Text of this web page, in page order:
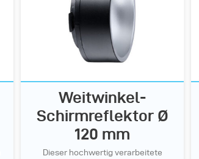
Weitwinkel-
Schirmreflektor Ø
120 mm
Dieser hochwertig verarbeitete